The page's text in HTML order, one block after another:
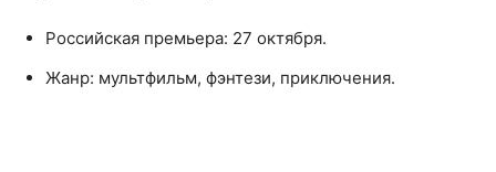
Российская премьера: 27 октября.
Жанр: мультфильм, фэнтези, приключения.